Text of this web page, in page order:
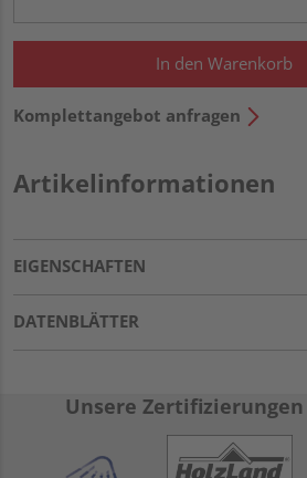
In den Warenkorb
Komplettangebot anfragen
Artikelinformationen
EIGENSCHAFTEN
DATENBLÄTTER
Unsere